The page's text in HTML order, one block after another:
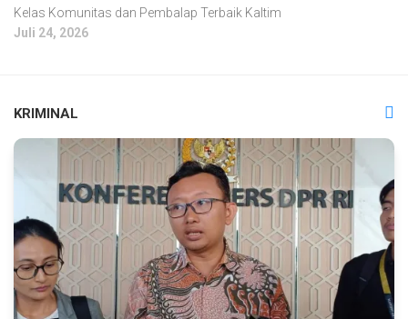
Kelas Komunitas dan Pembalap Terbaik Kaltim
Juli 24, 2026
KRIMINAL